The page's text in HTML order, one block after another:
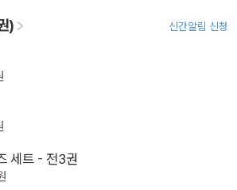
) 신간알림 신청
세트 - 전3권